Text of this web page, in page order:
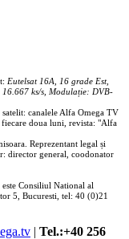
Eutelsat 16A, 16 grade Est,
16.667 ks/s, Modulație: DVB-
canalele Alfa Omega TV
doua luni, revista: "Alfa
Reprezentant legal și
director general, coodonator
Consiliul National al
5, Bucuresti, tel: 40 (0)21
| Tel.:+40 256